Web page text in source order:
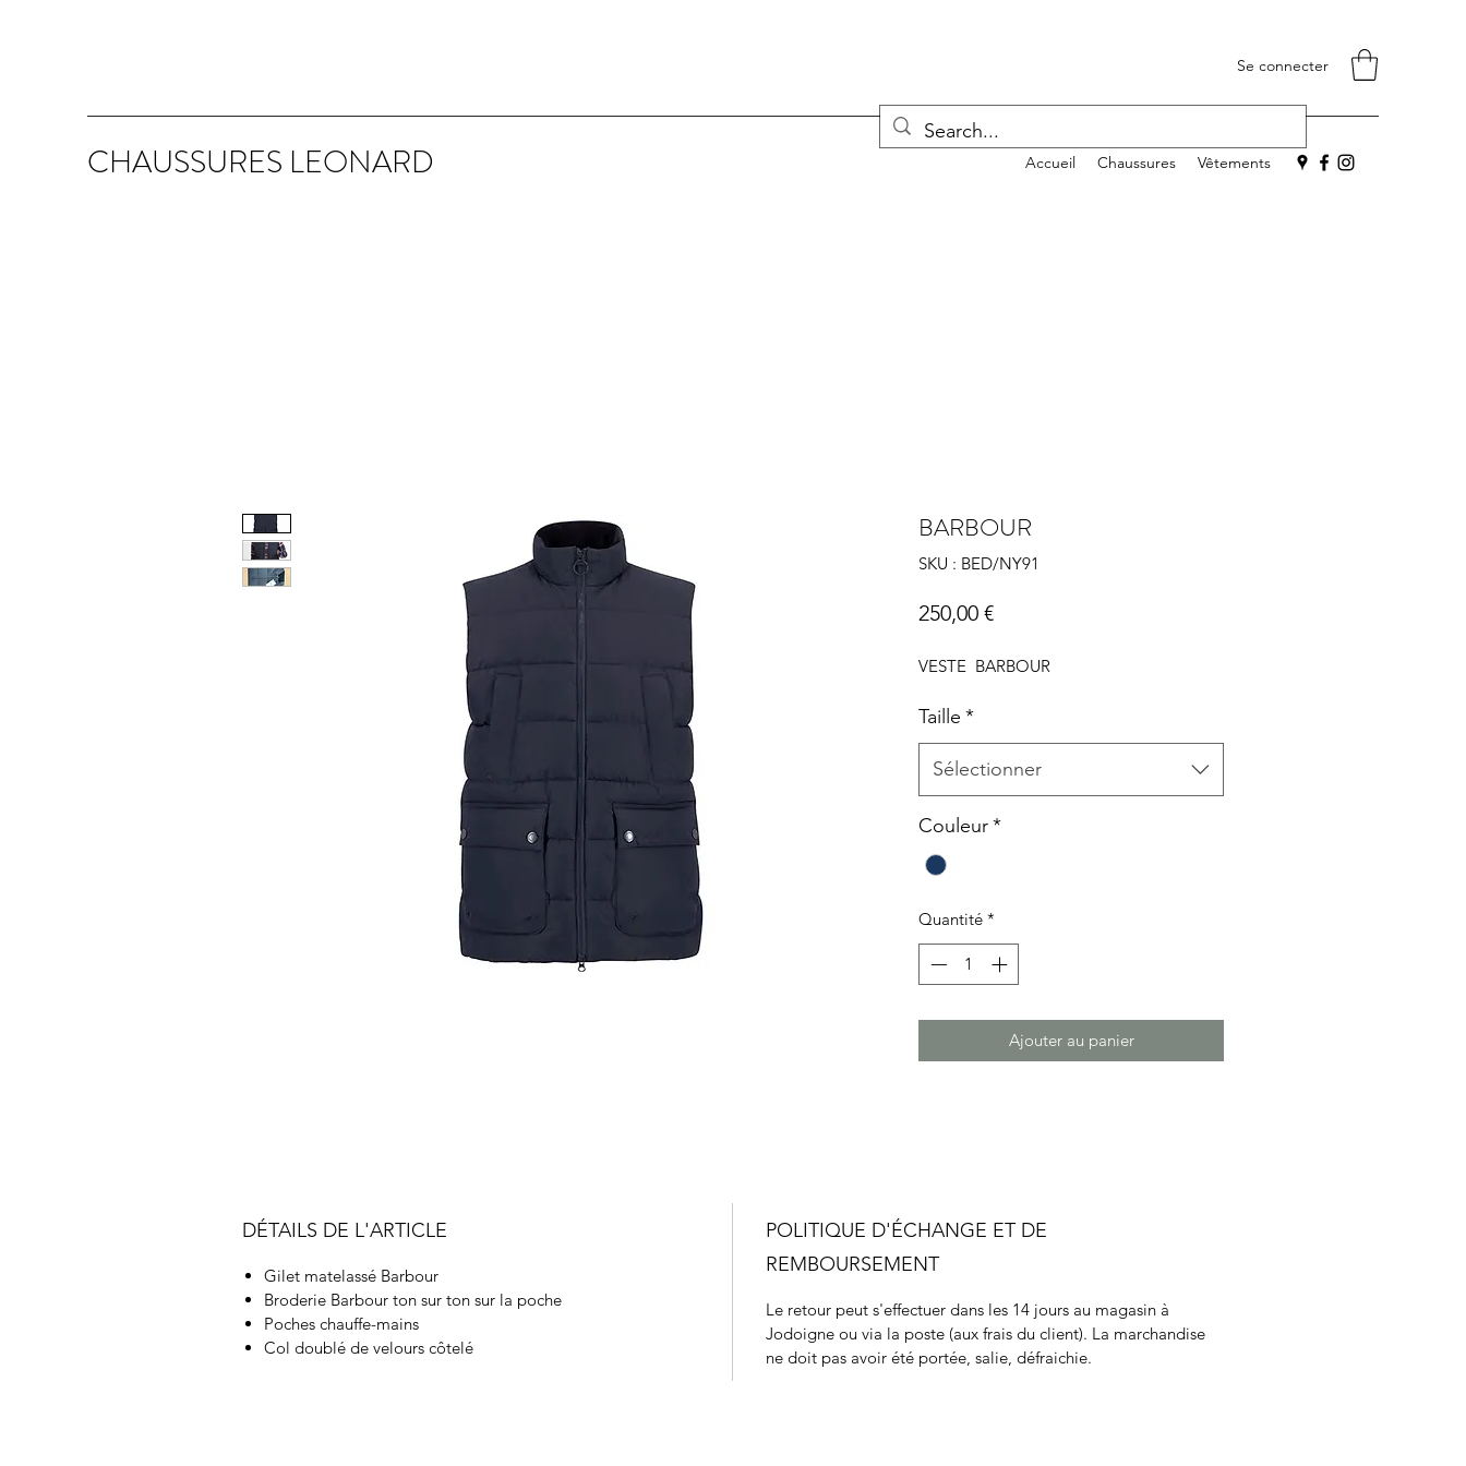
Se connecter
CHAUSSURES LEONARD Accueil Chaussures Vêtements
BARBOUR
SKU : BED/NY91
250,00 €Prix
VESTE BARBOUR
Taille *
Sélectionner
Couleur*
Quantité *
Ajouter au panier
DÉTAILS DE L'ARTICLE
Gilet matelassé Barbour
Broderie Barbour ton sur ton sur la poche
Poches chauffe-mains
Col doublé de velours côtelé
POLITIQUE D'ÉCHANGE ET DE
REMBOURSEMENT
Le retour peut s'effectuer dans les 14 jours au magasin à
Jodoigne ou via la poste (aux frais du client). La marchandise
ne doit pas avoir été portée, salie, défraichie.